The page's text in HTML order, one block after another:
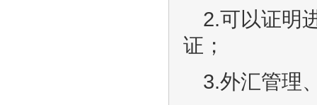
2.可以证明
证；
3.外汇管理